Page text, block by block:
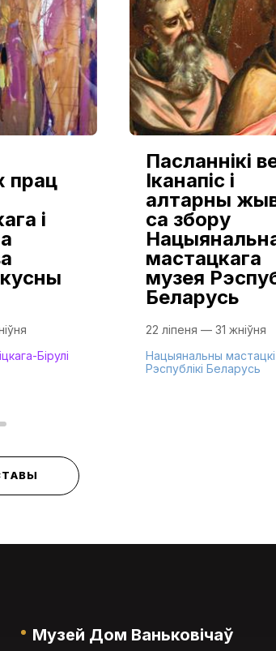
прац
і
Бірулі
Пасланнікі
Іканапіс і
алтарны
са збору
мастацкага
музея
Беларусь
22 ліпеня — 31 жніўня
Нацыянальны
Рэспублікі Беларусь
Музей Дом Ваньковічаў